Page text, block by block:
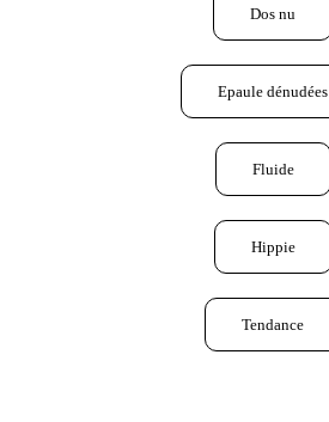
Dos nu
Epaule dénudées
Fluide
Hippie
Tendance